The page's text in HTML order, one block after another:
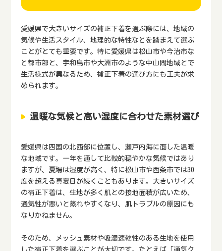
愛媛県で大きいサイズの補正下着を選ぶ際には、地域の
気候や生活スタイル、地理的な特性などを踏まえて選ぶ
ことがとても重要です。特に愛媛県は松山市や今治市な
ど都市部と、宇和島市や大洲市のような中山間地域とで
生活様式が異なるため、補正下着の選び方にも工夫が求
められます。
温暖な気候と高い湿度に合わせた素材選び
愛媛県は四国の北西部に位置し、瀬戸内海に面した温暖
な地域です。一年を通して比較的穏やかな気候ではあり
ますが、夏場は湿度が高く、特に松山市や西条市では30
度を超える真夏日が続くこともあります。大きいサイズ
の補正下着は、生地が多く肌との接地面積が広いため、
通気性が悪いと蒸れやすくなり、肌トラブルの原因にも
なりかねません。
そのため、メッシュ素材や吸湿速乾性のある生地を使用